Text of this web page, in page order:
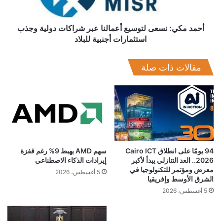
استثمارات
أحمد مكي: نسعى لتوسيع أعمالنا عبر شراكات دولية وجذب
استثمارات أجنبية للبلاد
مقالات ذات صلة
94 يومًا على انطلاق Cairo ICT
2026.. العد التنازلي يبدأ لأكبر
معرض ومؤتمر للتكنولوجيا في
الشرق الأوسط وإفريقيا
5 أغسطس، 2026
سهم AMD يهبط 9% رغم قفزة
إيرادات الذكاء الاصطناعي
5 أغسطس، 2026